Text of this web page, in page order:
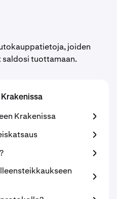
joiden
tuottamaan.
Krakenissa